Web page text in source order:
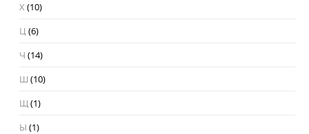
Х (10)
Ц(6)
Ч (14)
Ш (10)
Щ(1)
Ы (1)